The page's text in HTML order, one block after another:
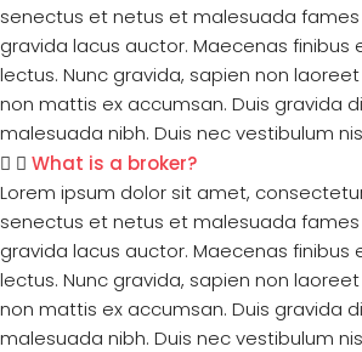
senectus et netus et malesuada fames
gravida lacus auctor. Maecenas
lectus. Nunc gravida, sapien non
non mattis ex accumsan. Duis gravida
malesuada nibh. Duis nec vestibulum
What is a broker?
Lorem ipsum dolor sit amet,
senectus et netus et malesuada fames
gravida lacus auctor. Maecenas
lectus. Nunc gravida, sapien non
non mattis ex accumsan. Duis gravida
malesuada nibh. Duis nec vestibulum